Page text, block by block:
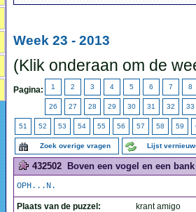
Week 23 - 2013
(Klik onderaan om de
Pagina: 1 2 3 4 5 6 7 8
26 27 28 29 30 31 32 33
51 52 53 54 55 56 57 58 59
Zoek overige vragen Lijst
432502 Boven een vogel en een
OPH...N.
Plaats van de puzzel:
krant amigo